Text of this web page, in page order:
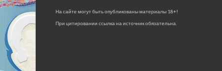
На сайте могут быть опубликованы материалы 18+!
При цитировании ссылка на источник обязательна.